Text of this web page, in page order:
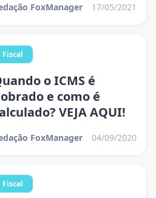
FoxManager 17/05/2021
Fiscal
o ICMS é
e como é
VEJA AQUI!
FoxManager 04/09/2020
Fiscal